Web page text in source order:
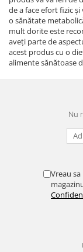
de a face efort fizic
o sănătate
mult dorite este
aveți parte de
acest produs cu o
alimente sănătoase
Nu
Vreau